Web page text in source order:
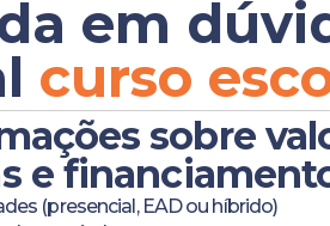
em
curso
sobre
e
(presencial, EAD ou híbrido)